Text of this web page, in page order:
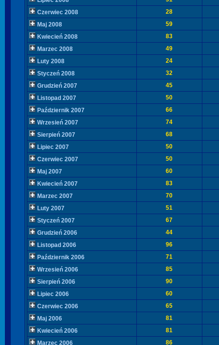
Czerwiec 2008
28
Maj 2008
59
Kwiecień 2008
83
Marzec 2008
49
Luty 2008
24
Styczeń 2008
32
Grudzień 2007
45
Listopad 2007
50
Październik 2007
66
Wrzesień 2007
74
Sierpień 2007
68
Lipiec 2007
50
Czerwiec 2007
50
Maj 2007
60
Kwiecień 2007
83
Marzec 2007
70
Luty 2007
51
Styczeń 2007
67
Grudzień 2006
44
Listopad 2006
96
Październik 2006
71
Wrzesień 2006
85
Sierpień 2006
90
Lipiec 2006
60
Czerwiec 2006
65
Maj 2006
81
Kwiecień 2006
81
Marzec 2006
86